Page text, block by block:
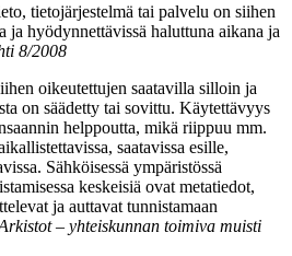
tietojärjestelmä tai palvelu on siihen
ja hyödynnettävissä haluttuna aikana ja
8/2008
oikeutettujen saatavilla silloin ja
on säädetty tai sovittu. Käytettävyys
helppoutta, mikä riippuu mm.
saatavissa esille,
Sähköisessä ympäristössä
keskeisiä ovat metatiedot,
ja auttavat tunnistamaan
– yhteiskunnan toimiva muisti